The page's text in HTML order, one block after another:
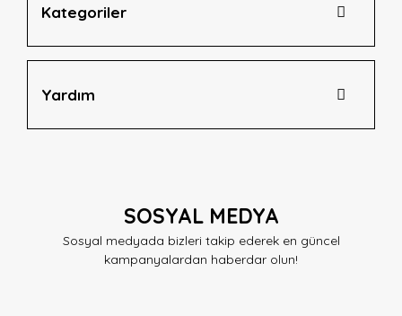
Kategoriler
Yardım
SOSYAL MEDYA
Sosyal medyada bizleri takip ederek en güncel
kampanyalardan haberdar olun!